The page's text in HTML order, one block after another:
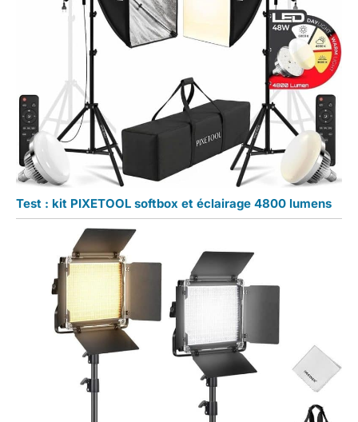
Test : kit PIXETOOL softbox et éclairage 4800 lumens